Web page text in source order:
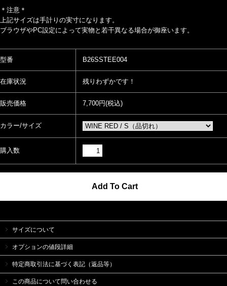
＊注意＊
上記サイズは手計りの実寸になります。
ブラウザやPC設定によって実物と若干異なる場合が御座います。
型番 B26SSTEE004
在庫状況 残りわずかです！
販売価格 7,700円(税込)
カラー/サイズ
購入数
サイズについて
オプションの値段詳細
特定商取引法に基づく表記（返品等）
この商品について問い合わせる